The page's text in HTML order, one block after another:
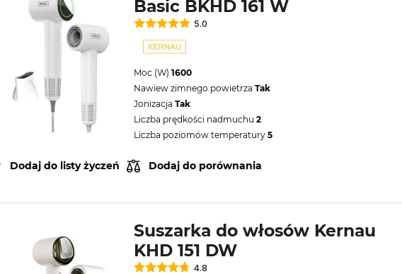
Basic BKHD 161 W
5.0
Moc (W) 1600
Nawiew zimnego powietrza Tak
Jonizacja Tak
Liczba prędkości nadmuchu 2
Liczba poziomów temperatury 5
Dodaj do listy życzeń Dodaj do porównania
Suszarka do włosów Kernau
KHD 151 DW
4.8